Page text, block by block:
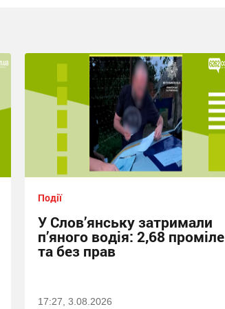
Події
У Слов’янську затримали
п’яного водія: 2,68 проміле
та без прав
17:27, 3.08.2026